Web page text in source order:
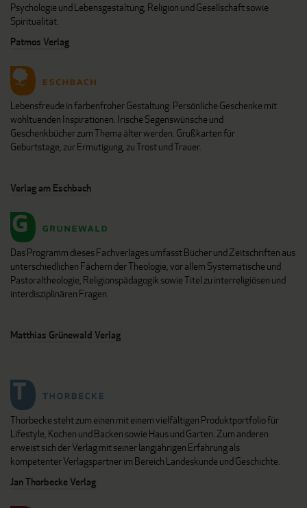
Psychologie und Lebensgestaltung, Religion und Gesellschaft sowie
Spiritualität.
Patmos Verlag
Lebensfreude in farbenfroher Gestaltung: Persönliche Geschenke mit
wohltuenden Inspirationen. Irische Segenswünsche und
Geschenkbücher zum Thema älter werden. Grußkarten für
Geburtstage, zur Ermutigung, zu Trost und Trauer.
Verlag am Eschbach
Das Programm dieses Fachverlages umfasst Bücher und Zeitschriften aus
unterschiedlichen Fächern der Theologie, vor allem Systematische und
Pastoraltheologie, Religionspädagogik sowie Titel zu interreligiösen und
interdisziplinären Fragen.
Matthias Grünewald Verlag
Thorbecke steht zum einen mit einem vielfältigen Produktportfolio für
Lifestyle, Kochen und Backen sowie Haus und Garten. Zum anderen
erweist sich der Verlag mit seiner langjährigen Erfahrung als
kompetenter Verlagspartner im Bereich Landeskunde und Geschichte.
Jan Thorbecke Verlag